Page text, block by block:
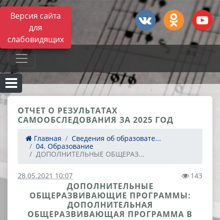
Версия сайта
для
слабовидящих
ОТЧЕТ О РЕЗУЛЬТАТАХ
САМООБСЛЕДОВАНИЯ ЗА 2025 ГОД
Главная
Сведения об образовате...
04. Образование
ДОПОЛНИТЕЛЬНЫЕ ОБЩЕРАЗ...
28.05.2021 10:07 143
ДОПОЛНИТЕЛЬНЫЕ
ОБЩЕРАЗВИВАЮЩИЕ ПРОГРАММЫ:
ДОПОЛНИТЕЛЬНАЯ
ОБЩЕРАЗВИВАЮЩАЯ ПРОГРАММА В